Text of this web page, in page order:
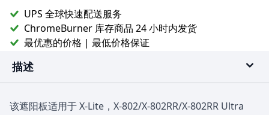
UPS 全球快速配送服务
ChromeBurner 库存商品 24 小时内发货
最优惠的价格 | 最低价格保证
描述
该遮阳板适用于 X-Lite，X-802/X-802RR/X-802RR Ultra